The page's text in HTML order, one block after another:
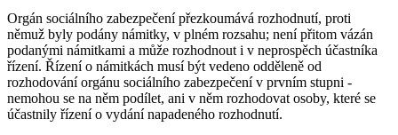
Orgán sociálního zabezpečení přezkoumává rozhodnutí, proti
němuž byly podány námitky, v plném rozsahu; není přitom vázán
podanými námitkami a může rozhodnout i v neprospěch účastníka
řízení. Řízení o námitkách musí být vedeno odděleně od
rozhodování orgánu sociálního zabezpečení v prvním stupni -
nemohou se na něm podílet, ani v něm rozhodovat osoby, které se
účastnily řízení o vydání napadeného rozhodnutí.